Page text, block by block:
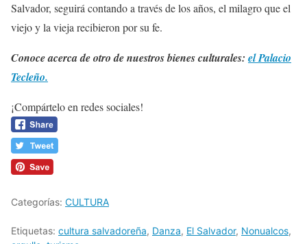
Salvador, seguirá contando a través de los años, el milagro que el
viejo y la vieja recibieron por su fe.
Conoce acerca de otro de nuestros bienes culturales: el Palacio
Tecleño.
¡Compártelo en redes sociales!
Categorías: CULTURA
Etiquetas: cultura salvadoreña, Danza, El Salvador, Nonualcos,